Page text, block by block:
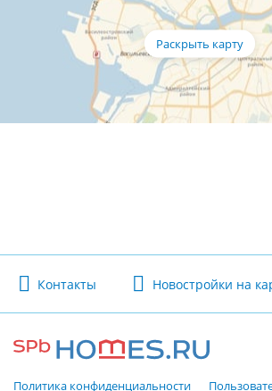
Контакты Новостройки на
Политика конфиденциальности